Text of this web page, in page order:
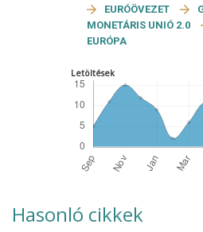
EURÓÖVEZET
MONETÁRIS UNIÓ 2.0
EURÓPA
Letöltések
Hasonló cikkek